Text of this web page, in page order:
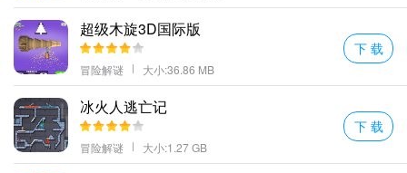
超级木旋3D国际版
冒险解谜 大小:36.86 MB
下 载
冰火人逃亡记
冒险解谜 大小:1.27 GB
下 载